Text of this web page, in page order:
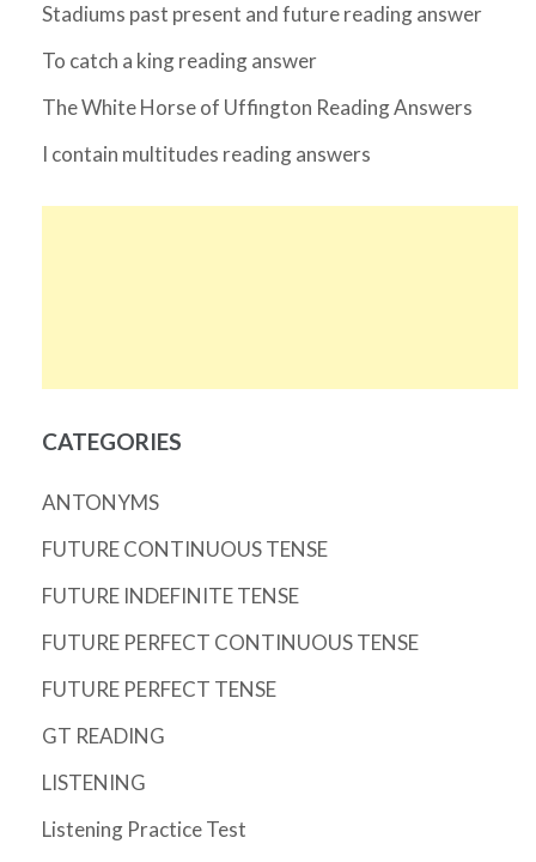
Stadiums past present and future reading answer
To catch a king reading answer
The White Horse of Uffington Reading Answers
I contain multitudes reading answers
CATEGORIES
ANTONYMS
FUTURE CONTINUOUS TENSE
FUTURE INDEFINITE TENSE
FUTURE PERFECT CONTINUOUS TENSE
FUTURE PERFECT TENSE
GT READING
LISTENING
Listening Practice Test